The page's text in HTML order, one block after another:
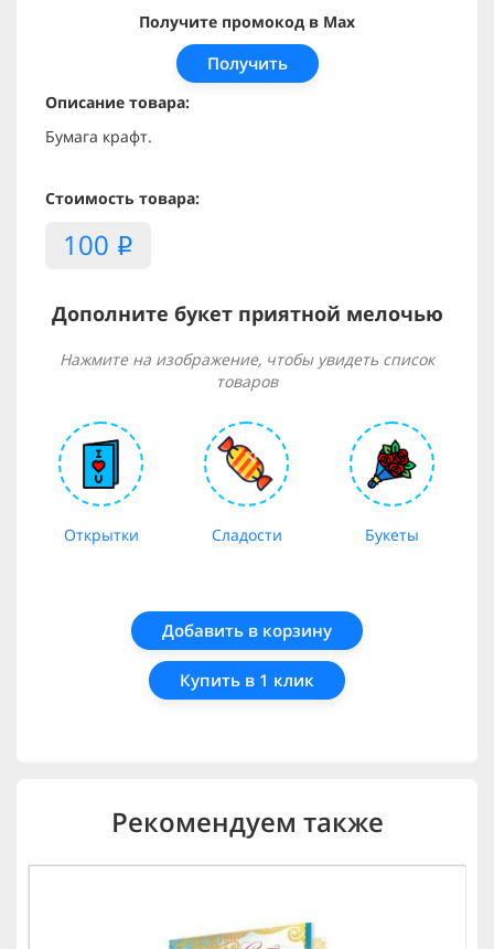
Получите промокод в Max
Получить
Описание товара:
Бумага крафт.
Стоимость товара:
100 i
Дополните букет приятной мелочью
Нажмите на изображение, чтобы увидеть список
товаров
Открытки Сладости Букеты
Добавить в корзину
Купить в 1 клик
Рекомендуем также